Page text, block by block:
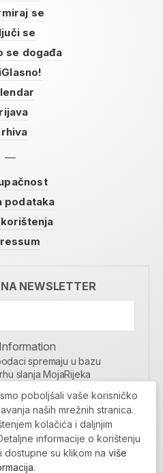
se
se
se događa
podataka
NEWSLETTER
spremaju u bazu
slanja MojaRijeka
NEWSLETTER
SE
poboljšali vaše korisničko
naših mrežnih stranica.
kolačića i daljnjim
informacije o korištenju
dostupne su klikom na više
.